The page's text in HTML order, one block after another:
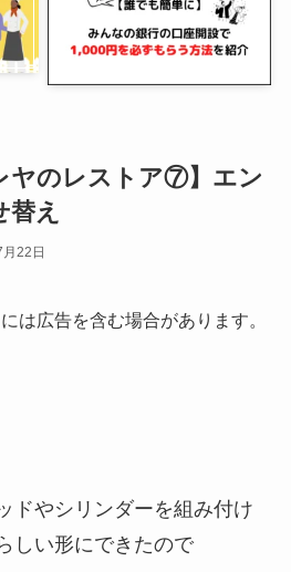
ヤのレストア⑦】エン
替え
22日
は広告を含む場合があります。
ドやシリンダーを組み付け
しい形にできたので